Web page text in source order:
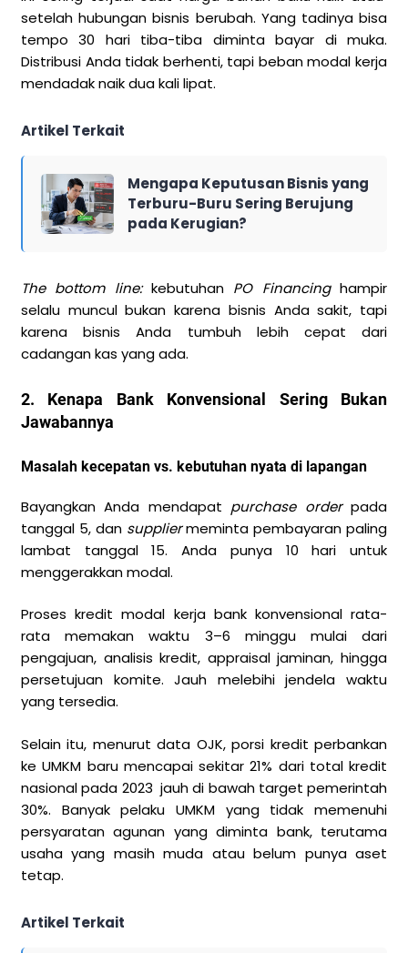
setelah hubungan bisnis berubah. Yang tadinya bisa
tempo 30 hari tiba-tiba diminta bayar di muka.
Distribusi Anda tidak berhenti, tapi beban modal kerja
mendadak naik dua kali lipat.
Artikel Terkait
Mengapa Keputusan Bisnis yang
Terburu-Buru Sering Berujung
pada Kerugian?
The bottom line:kebutuhan PO Financinghampir
selalu muncul bukan karena bisnis Anda sakit, tapi
karena bisnis Anda tumbuh lebih cepat dari
cadangan kas yang ada.
2. Kenapa Bank Konvensional Sering Bukan
Jawabannya
Masalah kecepatan vs. kebutuhan nyata di lapangan
Bayangkan Anda mendapat purchase orderpada
tanggal 5, dan suppliermeminta pembayaran paling
lambat tanggal 15. Anda punya 10 hari untuk
menggerakkan modal.
Proses kredit modal kerja bank konvensional rata-
rata memakan waktu 3–6 minggu mulai dari
pengajuan, analisis kredit, appraisal jaminan, hingga
persetujuan komite. Jauh melebihi jendela waktu
yang tersedia.
Selain itu, menurut data OJK, porsi kredit perbankan
ke UMKM baru mencapai sekitar 21% dari total kredit
nasional pada 2023 jauh di bawah target pemerintah
30%. Banyak pelaku UMKM yang tidak memenuhi
persyaratan agunan yang diminta bank, terutama
usaha yang masih muda atau belum punya aset
tetap.
Artikel Terkait